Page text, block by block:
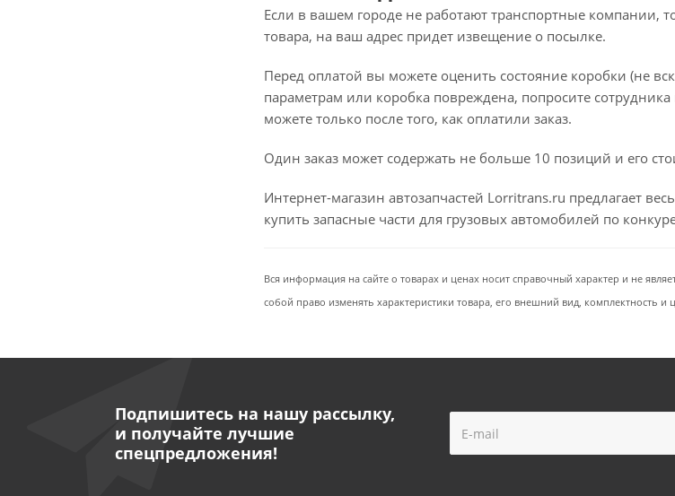
Если в вашем городе не работают транспортные компании,
товара, на ваш адрес придет извещение о посылке.
Перед оплатой вы можете оценить состояние коробки (не
параметрам или коробка повреждена, попросите
можете только после того, как оплатили заказ.
Один заказ может содержать не больше 10 позиций и его
Интернет-магазин автозапчастей Lorritrans.ru предлагает
купить запасные части для грузовых автомобилей по
Вся информация на сайте о товарах и ценах носит справочный характер и не
собой право изменять характеристики товара, его внешний вид, комплектность и
Подпишитесь на нашу рассылку,
и получайте лучшие
спецпредложения!